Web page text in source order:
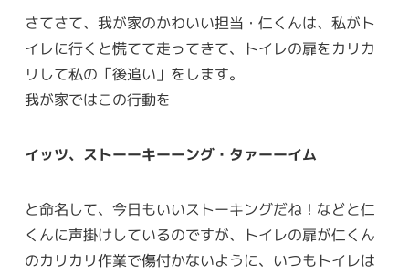
さてさて、我が家のかわいい担当・仁くんは、私がト
イレに行くと慌てて走ってきて、トイレの扉をカリカ
リして私の「後追い」をします。
我が家ではこの行動を
イッツ、ストーーキーーング・タァーーイム
と命名して、今日もいいストーキングだね！などと仁
くんに声掛けしているのですが、トイレの扉が仁くん
のカリカリ作業で傷付かないように、いつもトイレは